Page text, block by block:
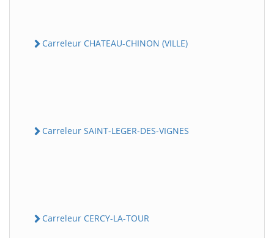
Carreleur CHATEAU-CHINON (VILLE)
Carreleur SAINT-LEGER-DES-VIGNES
Carreleur CERCY-LA-TOUR